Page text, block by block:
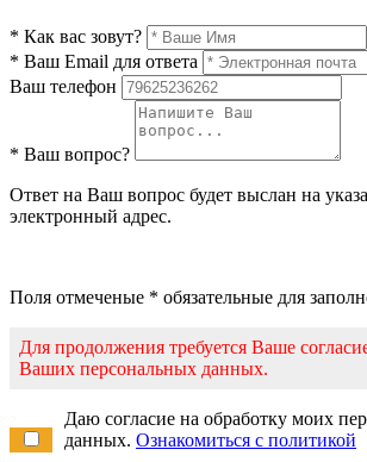
* Как вас зовут?
* Ваш Email для ответа
Ваш телефон
* Ваш вопрос?
Ответ на Ваш вопрос будет выслан на
электронный адрес.
Поля отмеченые * обязательные для
Для продолжения требуется Ваше
Ваших персональных данных.
Даю согласие на обработку моих
данных. Ознакомиться с политикой